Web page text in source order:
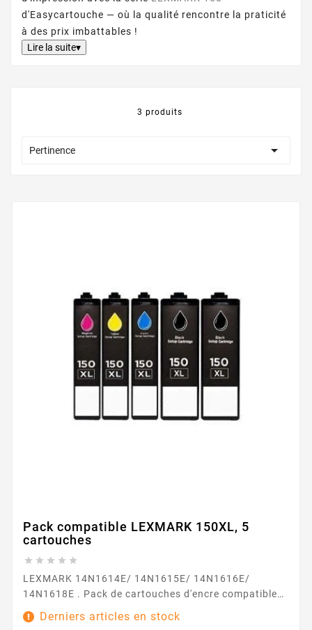
d'Easycartouche — où la qualité rencontre la praticité
à des prix imbattables !
Lire la suite▾
3 produits
Pertinence 
Pack compatible LEXMARK 150XL, 5
cartouches
    
LEXMARK 14N1614E/ 14N1615E/ 14N1616E/
14N1618E . Pack de cartouches d'encre compatibles
QUALITE PREMIUM de grande capacité . Pourquoi
choisir des cartouches de marque PREMIUM :
Derniers articles en stock